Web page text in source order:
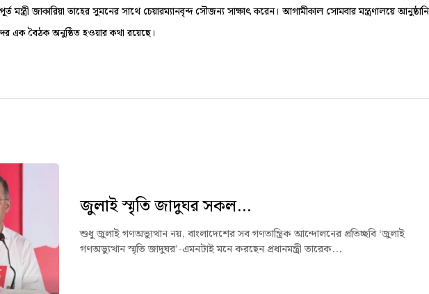
মন্ত্রী জাকারিয়া তাহের সুমনের সাথে চেয়ারম্যানবৃন্দ সৌজন্য সাক্ষাৎ করেন। আগামীকাল সোমবার মন্ত্রণালয়ে
এক বৈঠক অনুষ্ঠিত হওয়ার কথা রয়েছে।
জুলাই স্মৃতি জাদুঘর সকল...
শুধু জুলাই গণঅভ্যুত্থান নয়, বাংলাদেশের সব গণতান্ত্রিক আন্দোলনের প্রতিচ্ছবি ‘জুলাই
গণঅভ্যুত্থান স্মৃতি জাদুঘর’-এমনটাই মনে করছেন প্রধানমন্ত্রী তারেক...